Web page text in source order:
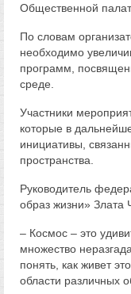
Общественной
По словам
необходимо
программ,
среде.
Участники
которые в
инициативы,
пространства.
Руководитель
образ жизни» Злата
– Космос – это
множество
понять, как живет
области различных